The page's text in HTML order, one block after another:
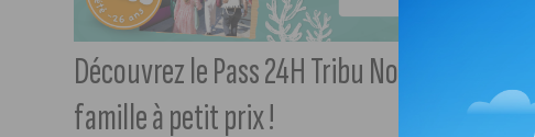
Découvrez le Pass 24H Tribu Noël : le
famille à petit prix !